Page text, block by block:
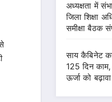
अध्यक्षता में
जिला शिक्षा
समीक्षा बैठक
साय कैबिनेट
125 दिन
ऊर्जा को बढ़ावा